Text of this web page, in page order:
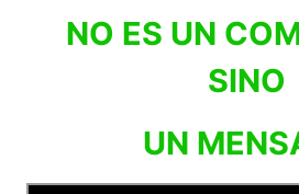
NO ES UN
SINO
UN